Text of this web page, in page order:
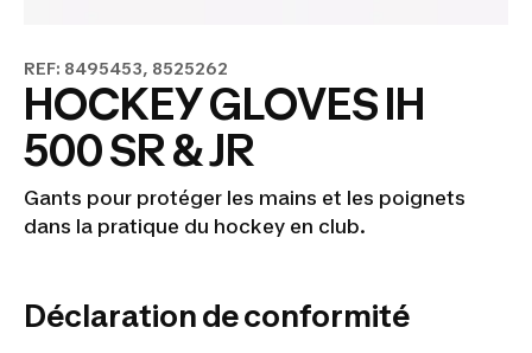
REF: 8495453, 8525262
HOCKEY GLOVES IH
500 SR & JR
Gants pour protéger les mains et les poignets
dans la pratique du hockey en club.
Déclaration de conformité